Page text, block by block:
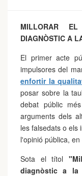
MILLORAR
DIAGNÒSTIC A
El primer acte
impulsores del
enfortir la
posar sobre la
debat públic
arguments dels
les falsedats o els
l'opinió pública,
Sota el títol
diagnòstic a la